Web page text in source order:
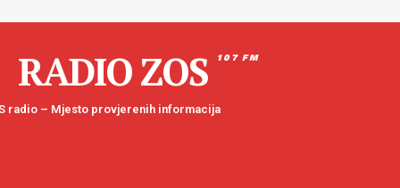
RADIO ZOS 107 FM
radio – Mjesto provjerenih informacija